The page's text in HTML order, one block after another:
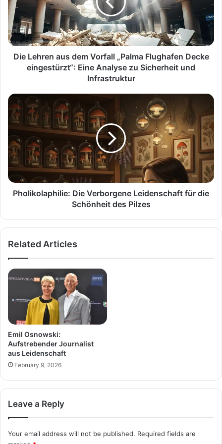
Vorfall
„Palma
Flughafen
Decke
eingestürzt“:
Eine
Analyse
und
Infrastruktur
Die Lehren aus dem Vorfall „Palma Flughafen Decke
eingestürzt“: Eine Analyse zu Sicherheit und
Infrastruktur
Pholikolaphilie:
Die
Verborgene
Leidenschaft
für
die
Schönheit
des
Pilzes
Pholikolaphilie: Die Verborgene Leidenschaft für die
Schönheit des Pilzes
Related Articles
Emil Osnowski:
Aufstrebender Journalist
aus Leidenschaft
February 9, 2026
Leave a Reply
Your email address will not be published. Required fields are